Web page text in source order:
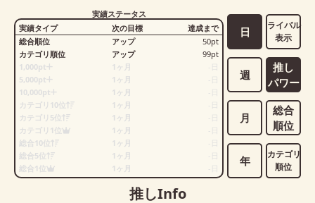
実績ステータス
実績タイプ
次の目標
達成まで
総合順位
アップ 50pt
カテゴリ順位
アップ 99pt
1,000pt
1ヶ月
日
5,000pt
1ヶ月
日
10,000pt
1ヶ月
日
カテゴリ10位
1ヶ月
日
カテゴリ5位
1ヶ月
日
カテゴリ1位
1ヶ月
日
総合10位
1ヶ月
日
総合5位
1ヶ月
日
総合1位
1ヶ月 日
日
週
月
年
ライバル
表示
推し
パワー
総合
順位
カテゴリ
順位
推しInfo